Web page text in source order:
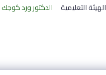
الهيئة التعليمية الدكتور ورد كوجك